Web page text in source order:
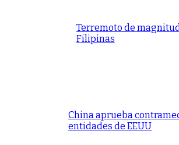
Terremoto de
Filipinas
China aprueba
entidades de EEUU